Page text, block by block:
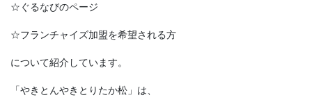
☆ぐるなびのページ
☆フランチャイズ加盟を希望される方
について紹介しています。
「やきとんやきとりたか松」は、